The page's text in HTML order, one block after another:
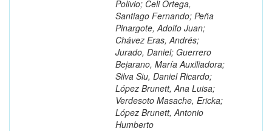
Polivio; Celi Ortega,
Santiago Fernando; Peña
Pinargote, Adolfo Juan;
Chávez Eras, Andrés;
Jurado, Daniel; Guerrero
Bejarano, María Auxiliadora;
Silva Siu, Daniel Ricardo;
López Brunett, Ana Luisa;
Verdesoto Masache, Ericka;
López Brunett, Antonio
Humberto